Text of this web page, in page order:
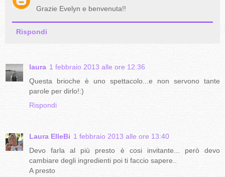
Grazie Evelyn e benvenuta!!
Rispondi
laura 1 febbraio 2013 alle ore 12:36
Questa brioche è uno spettacolo...e non servono tante
parole per dirlo!:)
Rispondi
Laura ElleBi 1 febbraio 2013 alle ore 13:40
Devo farla al più presto è cosi invitante... però devo
cambiare degli ingredienti poi ti faccio sapere..
A presto